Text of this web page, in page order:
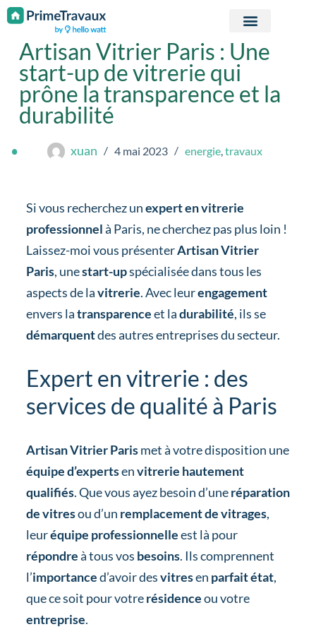
Passer au contenu
Artisan Vitrier Paris : Une
start-up de vitrerie qui
prône la transparence et la
durabilité
xuan 4 mai 2023 energie,travaux
Si vous recherchez unexpert en vitrerie
professionnelà Paris, ne cherchez pas plus loin !
Laissez-moi vous présenterArtisan Vitrier
Paris, unestart-upspécialisée dans tous les
aspects de lavitrerie. Avec leurengagement
envers latransparenceet ladurabilité, ils se
démarquentdes autres entreprises du secteur.
Expert en vitrerie : des
services de qualité à Paris
Artisan Vitrier Parismet à votre disposition une
équipe d’expertsenvitrerie hautement
qualifiés. Que vous ayez besoin d’uneréparation
de vitresou d’un remplacement de vitrages,
leuréquipe professionnelleest là pour
répondreà tous vos besoins. Ils comprennent
l’importanced’avoir desvitresen parfait état,
que ce soit pour votrerésidenceou votre
entreprise.